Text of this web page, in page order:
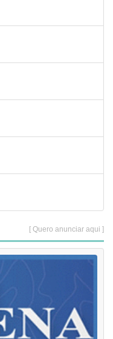
[ Quero anunciar aqui ]